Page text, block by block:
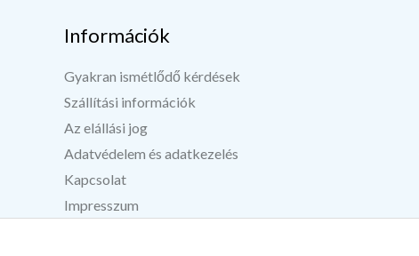
Információk
Gyakran ismétlődő kérdések
Szállítási információk
Az elállási jog
Adatvédelem és adatkezelés
Kapcsolat
Impresszum